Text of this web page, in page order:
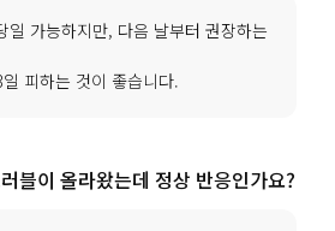
일 가능하지만, 다음 날부터 권장하는
피하는 것이 좋습니다.
블이 올라왔는데 정상 반응인가요?